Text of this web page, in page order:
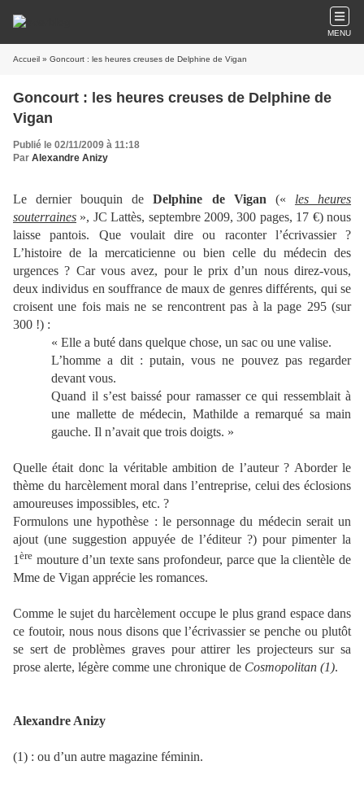
MENU
Accueil » Goncourt : les heures creuses de Delphine de Vigan
Goncourt : les heures creuses de Delphine de
Vigan
Publié le 02/11/2009 à 11:18
Par Alexandre Anizy
Le dernier bouquin deDelphine de Vigan (« les heures
souterraines », JC Lattès, septembre 2009, 300 pages, 17 €) nous
laisse pantois. Que voulait dire ou raconter l’écrivassier ?
L’histoire de la mercaticienne ou bien celle du médecin des
urgences ? Car vous avez, pour le prix d’un nous direz-vous,
deux individus en souffrance de maux de genres différents, qui se
croisent une fois mais ne se rencontrent pas à la page 295 (sur
300 !) :
« Elle a buté dans quelque chose, un sac ou une valise.
L’homme a dit : putain, vous ne pouvez pas regarder
devant vous.
Quand il s’est baissé pour ramasser ce qui ressemblait à
une mallette de médecin, Mathilde a remarqué sa main
gauche. Il n’avait que trois doigts. »
Quelle était donc la véritable ambition de l’auteur ? Aborder le
thème du harcèlement moral dans l’entreprise, celui des éclosions
amoureuses impossibles, etc. ?
Formulons une hypothèse : le personnage du médecin serait un
ajout (une suggestion appuyée de l’éditeur ?) pour pimenter la
1 ère mouture d’un texte sans profondeur, parce que la clientèle de
Mme de Vigan apprécie les romances.
Comme le sujet du harcèlement occupe le plus grand espace dans
ce foutoir, nous nous disons que l’écrivassier se penche ou plutôt
se sert de problèmes graves pour attirer les projecteurs sur sa
prose alerte, légère comme une chronique de Cosmopolitan (1).
Alexandre Anizy
(1) : ou d’un autre magazine féminin.